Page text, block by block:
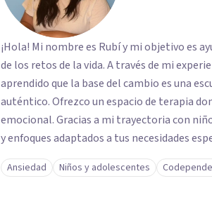
¡Hola! Mi nombre es Rubí y mi objetivo es
de los retos de la vida. A través de mi
aprendido que la base del cambio es una
auténtico. ​Ofrezco un espacio de terapia
emocional. Gracias a mi trayectoria con
y enfoques adaptados a tus necesidades
brindarte las herramientas necesarias para
Ansiedad Niños y adolescentes